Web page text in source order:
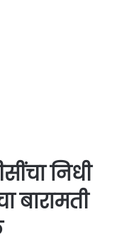
निधी
बारामती